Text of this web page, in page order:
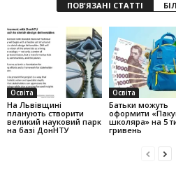
ПОВ'ЯЗАНІ СТАТТІ
Освіта
На Львівщині
планують створити
великий науковий парк
на базі ДонНТУ
Освіта
Батьки можуть
оформити
школяра» на 5
гривень